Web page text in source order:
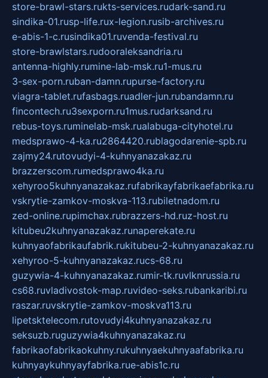
store-brawl-stars.rukts-services.rudark-sand.ru
sindika-01.rusp-life.rux-legion.rusib-archives.ru
e-abis-1-c.rusindika01.ruvenda-festival.ru
store-brawlstars.rudooraleksandria.ru
antenna-highly.rumine-lab-msk.ru1-mus.ru
3-sex-porn.ruban-damn.rupurse-factory.ru
viagra-tablet.rufasbags.ruadler-jun.rubandamn.ru
fincontech.ru3sexporn.ru1mus.rudarksand.ru
rebus-toys.ruminelab-msk.rualabuga-cityhotel.ru
medsprawo-4-ka.ru2864420.rublagodarenie-spb.ru
zajmy24.rutovudyi-4-kuhnyanazakaz.ru
brazzerscom.rumedsprawo4ka.ru
xehyroo5kuhnyanazakaz.rufabrikayfabrikaefabrika.ru
vskrytie-zamkov-moskva-113.rubiletnadom.ru
zed-online.rupimchax.rubrazzers-hd.ruz-host.ru
kitubeu2kuhnyanazakaz.runaperekate.ru
kuhnyaofabrikaufabrik.rukitubeu-2-kuhnyanazakaz.ru
xehyroo-5-kuhnyanazakaz.rucs-68.ru
guzywia-4-kuhnyanazakaz.rumir-tk.ruvlknrussia.ru
cs68.ruvladivostok-map.ruvideo-seks.rubankaribi.ru
raszar.ruvskrytie-zamkov-moskva113.ru
lipetsktelecom.rutovudyi4kuhnyanazakaz.ru
seksuzb.ruguzywia4kuhnyanazakaz.ru
fabrikaofabrikaokuhny.rukuhnyaekuhnyaafabrika.ru
kuhnyaykuhnyayfabrika.rue-abis1c.ru